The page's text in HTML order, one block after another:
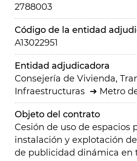
2788003
Código de la entidad
A13022951
Entidad adjudicadora
Consejería de Vivienda,
Infraestructuras
Metro
Objeto del contrato
Cesión de uso de espacios
instalación y explotación
de publicidad dinámica en